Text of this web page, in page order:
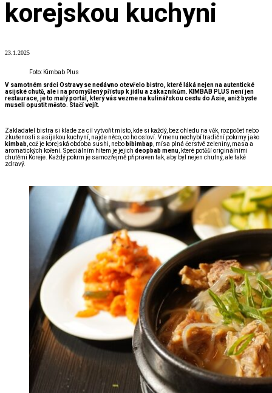
korejskou kuchyni
23.1.2025
Foto: Kimbab Plus
V samotném srdci Ostravy se nedávno otevřelo bistro, které láká nejen na autentické
asijské chutě, ale i na promyšlený přístup k jídlu a zákazníkům. KIMBAB PLUS není jen
restaurace, je to malý portál, který vás vezme na kulinářskou cestu do Asie, aniž byste
museli opustit město. Stačí vejít.
Zakladatel bistra si klade za cíl vytvořit místo, kde si každý, bez ohledu na věk, rozpočet nebo
zkušenosti s asijskou kuchyní, najde něco, co ho osloví. V menu nechybí tradiční pokrmy jako
kimbab, což je korejská obdoba sushi, nebo bibimbap, mísa plná čerstvé zeleniny, masa a
aromatických koření. Speciálním hitem je jejich deopbab menu, které potěší originálními
chutěmi Koreje. Každý pokrm je samozřejmě připraven tak, aby byl nejen chutný, ale také
zdravý.